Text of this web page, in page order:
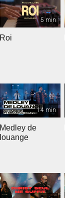
5 min
Roi
14 min
Medley de
louange